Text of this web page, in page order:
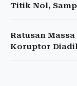
Titik Nol,
Ratusan
Koruptor